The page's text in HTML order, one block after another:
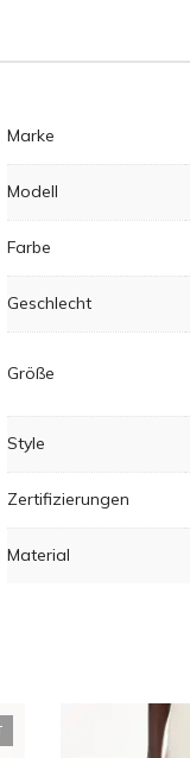
Marke
Modell
Farbe
Geschlecht
Größe
Style
Zertifizierungen
Material